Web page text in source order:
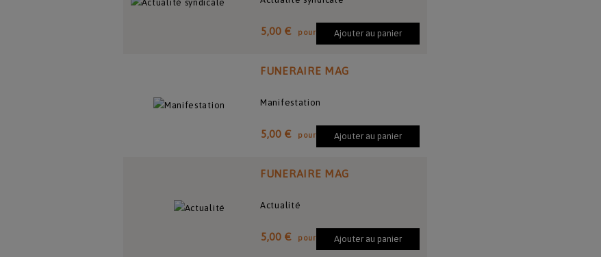
5,00 € pour Ajouter au panier
FUNERAIRE MAG
Manifestation
5,00 € pour Ajouter au panier
FUNERAIRE MAG
Actualité
5,00 € pour Ajouter au panier